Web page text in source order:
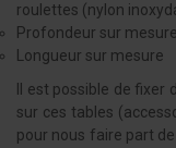
roulettes (nylon
Profondeur sur mesure
Longueur sur mesure
Il est possible de fixer
sur ces tables
pour nous faire part